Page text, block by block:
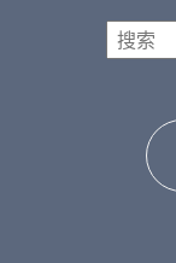
搜索